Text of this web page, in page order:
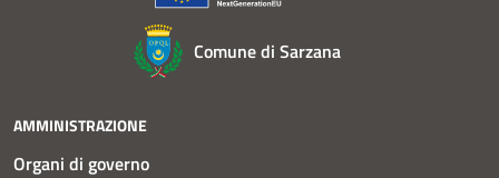
Comune di Sarzana
AMMINISTRAZIONE
Organi di governo